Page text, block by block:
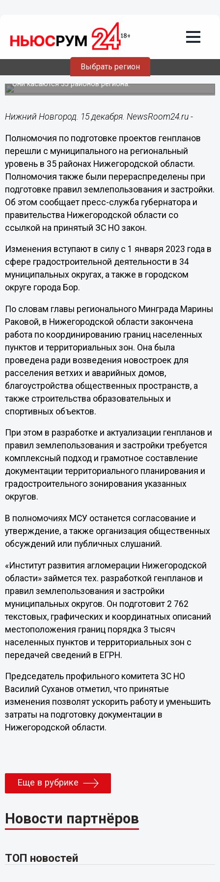
Выбрать регион
Полномочия по корректировке
генпланов в Нижегородской области
перешли на региональный уровень
Они касаются 35 районов региона.
Нижний Новгород. 15 декабря. NewsRoom24.ru -
Полномочия по подготовке проектов генпланов
перешли с муниципального на региональный
уровень в 35 районах Нижегородской области.
Полномочия также были перераспределены при
подготовке правил землепользования и застройки.
Об этом сообщает пресс-служба губернатора и
правительства Нижегородской области со
ссылкой на принятый ЗС НО закон.
Изменения вступают в силу с 1 января 2023 года в
сфере градостроительной деятельности в 34
муниципальных округах, а также в городском
округе города Бор.
По словам главы регионального Минграда Марины
Раковой, в Нижегородской области закончена
работа по координированию границ населенных
пунктов и территориальных зон. Она была
проведена ради возведения новостроек для
расселения ветхих и аварийных домов,
благоустройства общественных пространств, а
также строительства образовательных и
спортивных объектов.
При этом в разработке и актуализации генпланов и
правил землепользования и застройки требуется
комплексный подход и грамотное составление
документации территориального планирования и
градостроительного зонирования указанных
округов.
В полномочиях МСУ останется согласование и
утверждение, а также организация общественных
обсуждений или публичных слушаний.
«Институт развития агломерации Нижегородской
области» займется тех. разработкой генпланов и
правил землепользования и застройки
муниципальных округов. Он подготовит 2 762
текстовых, графических и координатных описаний
местоположения границ порядка 3 тысяч
населенных пунктов и территориальных зон с
передачей сведений в ЕГРН.
Председатель профильного комитета ЗС НО
Василий Суханов отметил, что принятые
изменения позволят ускорить работу и уменьшить
затраты на подготовку документации в
Нижегородской области.
Еще в рубрике
Новости партнёров
ТОП новостей